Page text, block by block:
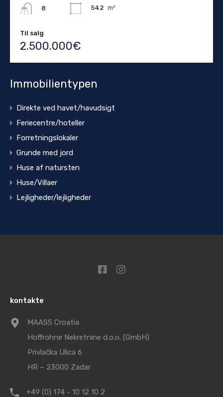
8
542 m²
Til salg
2.500.000€
Immobilientypen
Direkte ved havet/havudsigt
Feriecentre/hoteller
Forretningslokaler
Grunde med jord
Huse af natursten
Huse/Villaer
Lejligheder/lejligheder
kontakte
MAASS Croatia
Hoffrohne Nekretnine d.o.o. (GmbH)
Privlačka Ulica 6
HR – 23000 Zadar
+49 (0) 174 - 10 12 10 2